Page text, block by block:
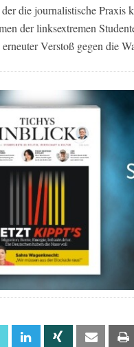
die journalistische Praxis
der linksextremen
Verstoß gegen die
Twitter Linkedin Xing Email